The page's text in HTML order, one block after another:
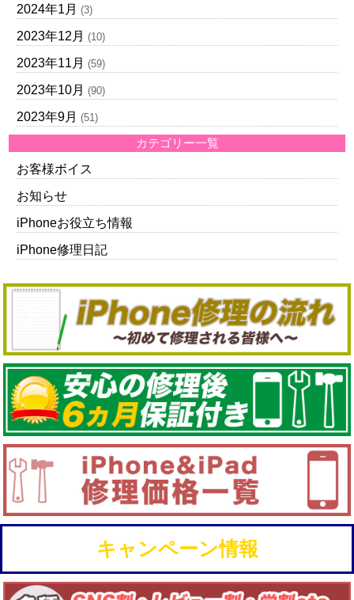
2024年1月 (3)
2023年12月 (10)
2023年11月 (59)
2023年10月 (90)
2023年9月 (51)
カテゴリー一覧
お客様ボイス
お知らせ
iPhoneお役立ち情報
iPhone修理日記
キャンペーン情報